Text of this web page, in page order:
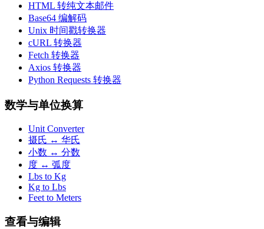
HTML 转纯文本邮件
Base64 编解码
Unix 时间戳转换器
cURL 转换器
Fetch 转换器
Axios 转换器
Python Requests 转换器
数学与单位换算
Unit Converter
摄氏 ↔ 华氏
小数 ↔ 分数
度 ↔ 弧度
Lbs to Kg
Kg to Lbs
Feet to Meters
查看与编辑